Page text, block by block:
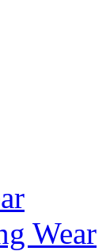
Wear